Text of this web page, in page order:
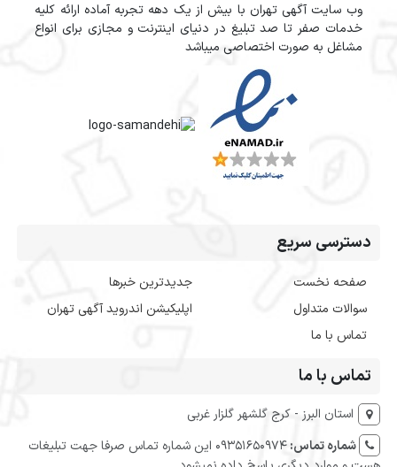
وب سایت آگهی تهران با بیش از یک دهه تجربه آماده ارائه کلیه
خدمات صفر تا صد تبلیغ در دنیای اینترنت و مجازی برای انواع
مشاغل به صورت اختصاصی میباشد
دسترسی سریع
صفحه نخست
سوالات متداول
تماس با ما
جدیدترین خبرها
اپلیکیشن اندروید آگهی تهران
تماس با ما
استان البرز - کرج گلشهر گلزار غربی
شماره تماس:
09351650974 این شماره تماس صرفا جهت تبلیغات